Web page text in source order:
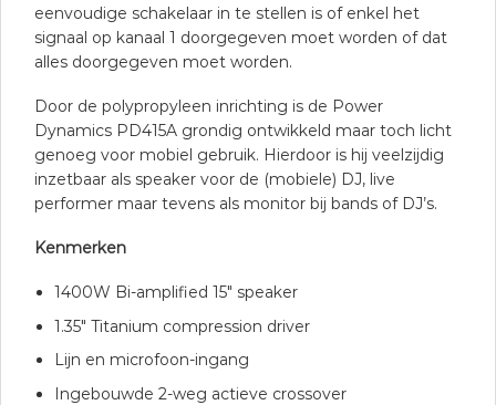
eenvoudige schakelaar in te stellen is of enkel het
signaal op kanaal 1 doorgegeven moet worden of dat
alles doorgegeven moet worden.
Door de polypropyleen inrichting is de Power
Dynamics PD415A grondig ontwikkeld maar toch licht
genoeg voor mobiel gebruik. Hierdoor is hij veelzijdig
inzetbaar als speaker voor de (mobiele) DJ, live
performer maar tevens als monitor bij bands of DJ’s.
Kenmerken
1400W Bi-amplified 15″ speaker
1.35″ Titanium compression driver
Lijn en microfoon-ingang
Ingebouwde 2-weg actieve crossover